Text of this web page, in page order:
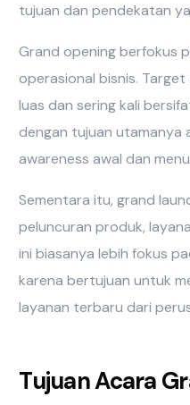
tujuan dan pendekatan
Grand opening berfokus
operasional bisnis.
luas dan sering kali
dengan tujuan utamanya
awareness awal dan
Sementara itu, grand
peluncuran produk,
ini biasanya lebih fokus
karena bertujuan untuk
layanan terbaru dari
Tujuan Acara